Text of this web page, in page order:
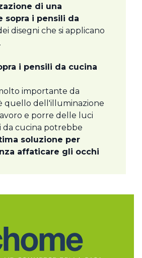
di una
sopra i pensili da
disegni che si applicano
i pensili da cucina
importante da
quello dell'illuminazione
e porre delle luci
da cucina potrebbe
soluzione per
affaticare gli occhi